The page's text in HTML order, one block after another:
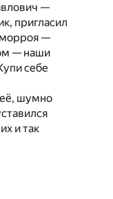
—
пригласил
—
— наши
себе
шумно
и так